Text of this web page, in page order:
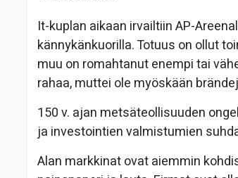
It-kuplan aikaan irvailtiin AP-
kännykänkuorilla. Totuus on ollut
muu on romahtanut enempi tai
rahaa, muttei ole myöskään
150 v. ajan metsäteollisuuden
ja investointien valmistumien
Alan markkinat ovat aiemmin